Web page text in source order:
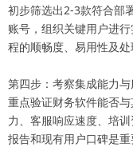
初步筛选出2-3款符合部
账号，组织关键用户进
程的顺畅度、易用性及处
第四步：考察集成能力
重点验证财务软件能否
力、客服响应速度、培
报告和现有用户口碑是重